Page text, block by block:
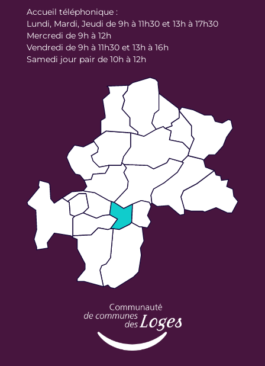
Accueil téléphonique :
Lundi, Mardi, Jeudi de 9h à 11h30 et 13h à 17h30
Mercredi de 9h à 12h
Vendredi de 9h à 11h30 et 13h à 16h
Samedi jour pair de 10h à 12h